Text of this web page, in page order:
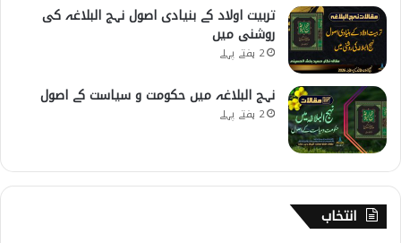
تربیت اولاد کے بنیادی اصول نہج البلاغہ کی
روشنی میں
2 ہفتے پہلے
نہج البلاغہ میں حکومت و سیاست کے اصول
2 ہفتے پہلے
انتخاب